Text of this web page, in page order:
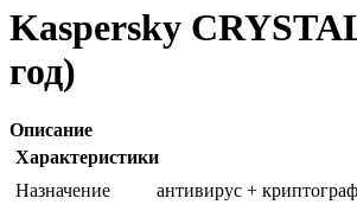
Kaspersky
год)
Описание
Характеристики
Назначение
антивирус + криптограф